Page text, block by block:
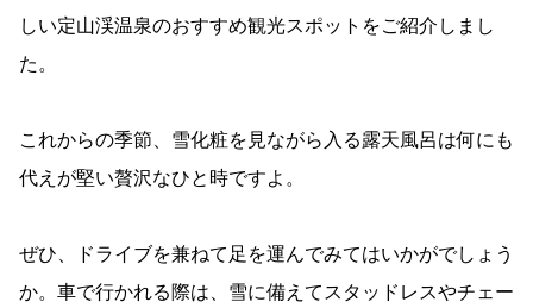
しい定山渓温泉のおすすめ観光スポットをご紹介しまし
た。
これからの季節、雪化粧を見ながら入る露天風呂は何にも
代えが堅い贅沢なひと時ですよ。
ぜひ、ドライブを兼ねて足を運んでみてはいかがでしょう
か。車で行かれる際は、雪に備えてスタッドレスやチェー